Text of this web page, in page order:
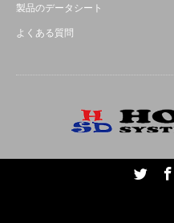
製品のデータシート
よくある質問
TwitterFacebookInstagramRSS